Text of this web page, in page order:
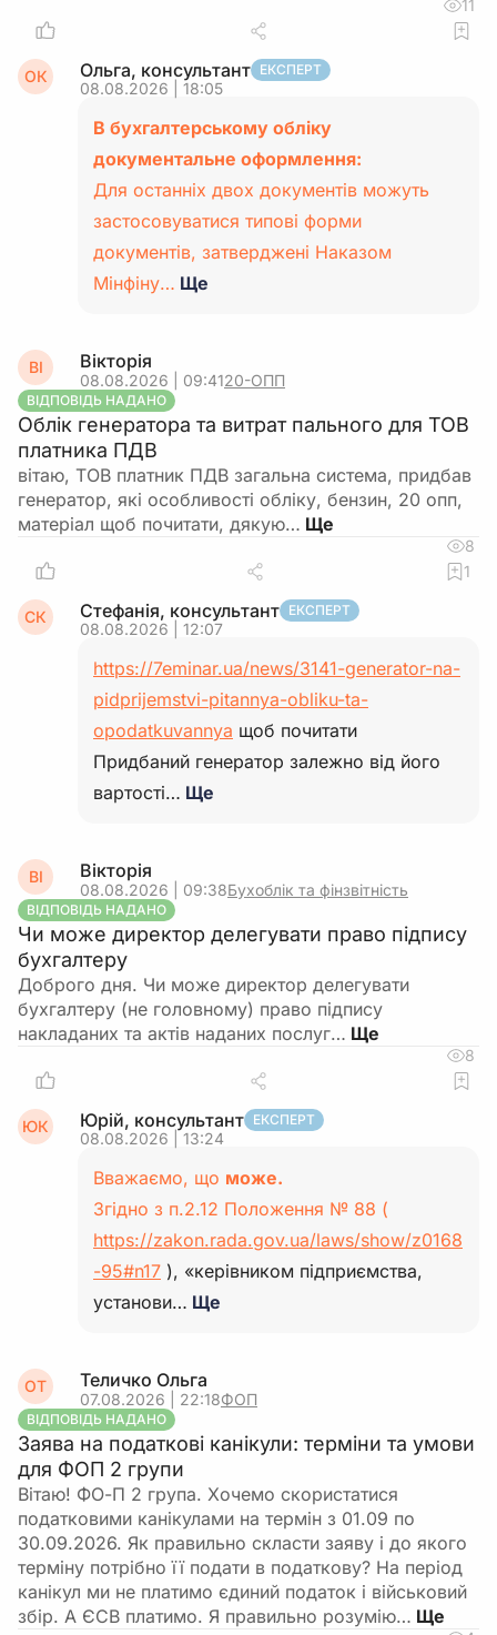
11
ОК Ольга, консультант ЕКСПЕРТ
08.08.2026 | 18:05
В бухгалтерському обліку
документальне оформлення:
Для останніх двох документів можуть
застосовуватися типові форми
документів, затверджені Наказом
Мінфіну… Ще
ВІ Вікторія
08.08.2026 | 09:4120-ОПП
ВІДПОВІДЬ НАДАНО
Облік генератора та витрат пального для ТОВ
платника ПДВ
вітаю, ТОВ платник ПДВ загальна система, придбав
генератор, які особливості обліку, бензин, 20 опп,
матеріал щоб почитати, дякую…
8
1
СК Стефанія, консультант ЕКСПЕРТ
08.08.2026 | 12:07
https://7eminar.ua/news/3141-generator-na-
pidprijemstvi-pitannya-obliku-ta-
opodatkuvannya щоб почитати
Придбаний генератор залежно від його
вартості… Ще
ВІ Вікторія
08.08.2026 | 09:38Бухоблік та фінзвітність
ВІДПОВІДЬ НАДАНО
Чи може директор делегувати право підпису
бухгалтеру
Доброго дня. Чи може директор делегувати
бухгалтеру (не головному) право підпису
накладаних та актів наданих послуг…
8
ЮК Юрій, консультант ЕКСПЕРТ
08.08.2026 | 13:24
Вважаємо, що може.
Згідно з п.2.12 Положення № 88 (
https://zakon.rada.gov.ua/laws/show/z0168
-95#n17 ), «керівником підприємства,
установи… Ще
ОТ Теличко Ольга
07.08.2026 | 22:18ФОП
ВІДПОВІДЬ НАДАНО
Заява на податкові канікули: терміни та умови
для ФОП 2 групи
Вітаю! ФО-П 2 група. Хочемо скористатися
податковими канікулами на термін з 01.09 по
30.09.2026. Як правильно скласти заяву і до якого
терміну потрібно її подати в податкову? На період
канікул ми не платимо єдиний податок і військовий
збір. А ЄСВ платимо. Я правильно розумію…